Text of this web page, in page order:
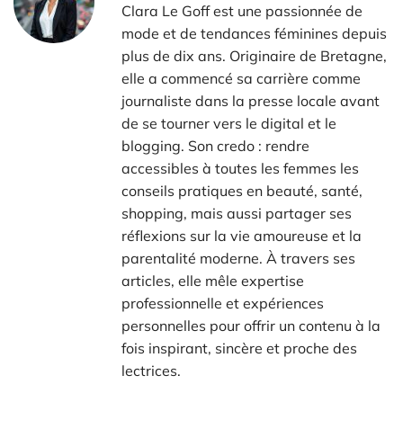
Clara Le Goff est une passionnée de
mode et de tendances féminines depuis
plus de dix ans. Originaire de Bretagne,
elle a commencé sa carrière comme
journaliste dans la presse locale avant
de se tourner vers le digital et le
blogging. Son credo : rendre
accessibles à toutes les femmes les
conseils pratiques en beauté, santé,
shopping, mais aussi partager ses
réflexions sur la vie amoureuse et la
parentalité moderne. À travers ses
articles, elle mêle expertise
professionnelle et expériences
personnelles pour offrir un contenu à la
fois inspirant, sincère et proche des
lectrices.